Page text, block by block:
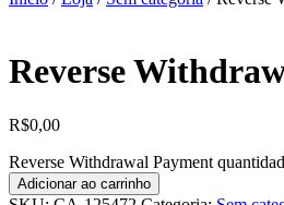
Reverse
R$0,00
Reverse Withdrawal Payment
Adicionar ao carrinho